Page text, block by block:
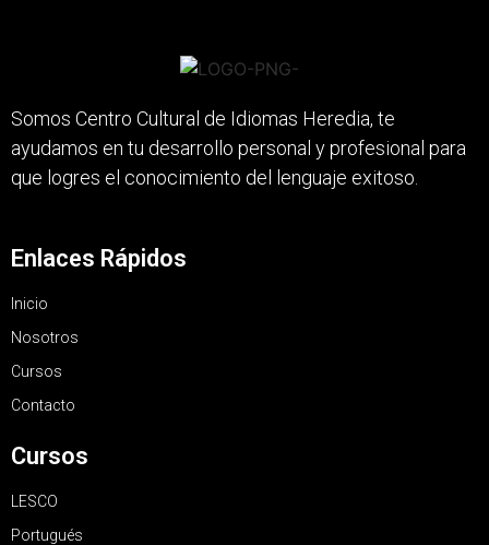
Somos Centro Cultural de Idiomas Heredia, te
ayudamos en tu desarrollo personal y profesional para
que logres el conocimiento del lenguaje exitoso.
Enlaces Rápidos
Inicio
Nosotros
Cursos
Contacto
Cursos
LESCO
Portugués